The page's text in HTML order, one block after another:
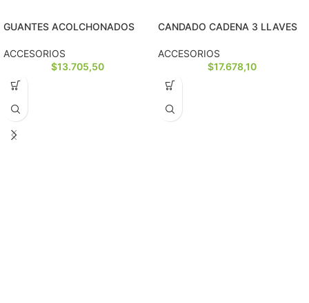
GUANTES ACOLCHONADOS
ACCESORIOS
$13.705,50
CANDADO CADENA 3 LLAVES
ACCESORIOS
$17.678,10